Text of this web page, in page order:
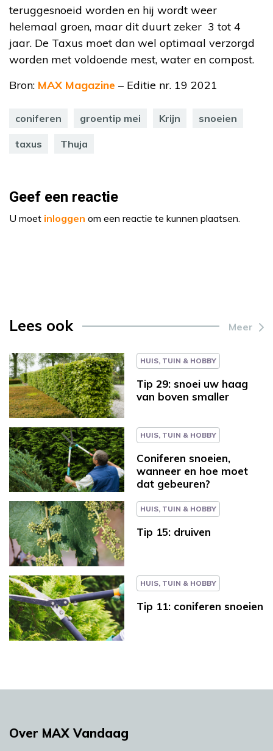
teruggesnoeid worden en hij wordt weer
helemaal groen, maar dit duurt zeker 3 tot 4
jaar. De Taxus moet dan wel optimaal verzorgd
worden met voldoende mest, water en compost.
Bron: MAX Magazine – Editie nr. 19 2021
coniferen groentip mei Krijn snoeien
taxus Thuja
Geef een reactie
U moet inloggen om een reactie te kunnen plaatsen.
Lees ook Meer
HUIS, TUIN & HOBBY
Tip 29: snoei uw haag
van boven smaller
HUIS, TUIN & HOBBY
Coniferen snoeien,
wanneer en hoe moet
dat gebeuren?
HUIS, TUIN & HOBBY
Tip 15: druiven
HUIS, TUIN & HOBBY
Tip 11: coniferen snoeien
Over MAX Vandaag